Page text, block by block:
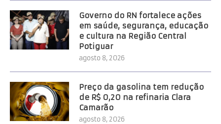
Governo do RN fortalece ações
em saúde, segurança, educação
e cultura na Região Central
Potiguar
agosto 8, 2026
Preço da gasolina tem redução
de R$ 0,20 na refinaria Clara
Camarão
agosto 8, 2026